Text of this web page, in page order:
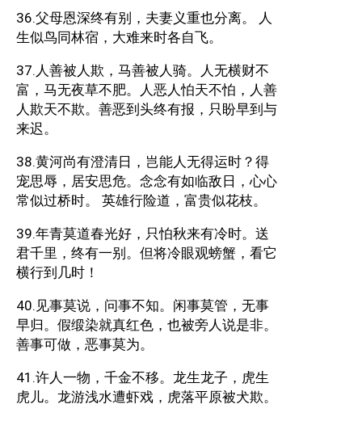
36.父母恩深终有别，夫妻义重也分离。 人
生似鸟同林宿，大难来时各自飞。
37.人善被人欺，马善被人骑。人无横财不
富，马无夜草不肥。人恶人怕天不怕，人善
人欺天不欺。善恶到头终有报，只盼早到与
来迟。
38.黄河尚有澄清日，岂能人无得运时？得
宠思辱，居安思危。念念有如临敌日，心心
常似过桥时。 英雄行险道，富贵似花枝。
39.年青莫道春光好，只怕秋来有冷时。送
君千里，终有一别。但将冷眼观螃蟹，看它
横行到几时！
40.见事莫说，问事不知。闲事莫管，无事
早归。假缎染就真红色，也被旁人说是非。
善事可做，恶事莫为。
41.许人一物，千金不移。龙生龙子，虎生
虎儿。龙游浅水遭虾戏，虎落平原被犬欺。